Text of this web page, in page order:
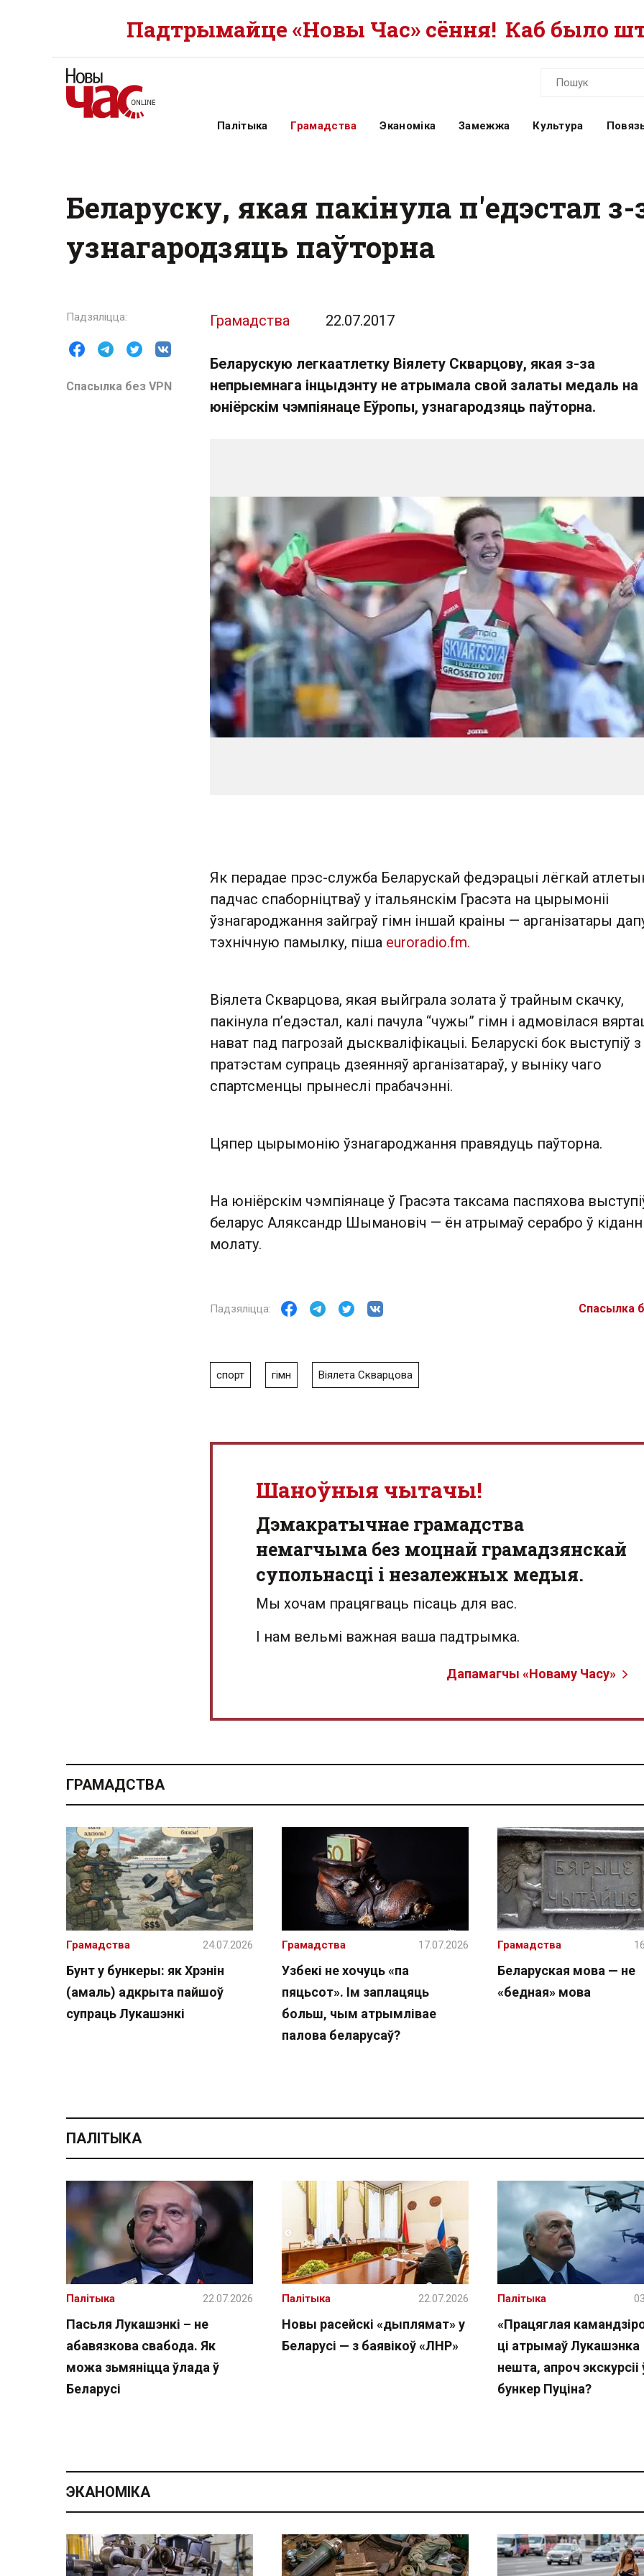
Падтрымайце «Новы Час» сёння! Каб было
Палітыка Грамадства Эканоміка Замежжа Культура
Беларуску, якая пакінула п'едэстал
узнагародзяць паўторна
Спасылка без VPN
Грамадства 22.07.2017
Беларускую легкаатлетку Віялету Скварцову, якая з-за
непрыемнага інцыдэнту не атрымала свой залаты медаль на
юніёрскім чэмпіянаце Еўропы, узнагародзяць паўторна.
Як перадае прэс-служба Беларускай федэрацыі лёгкай
падчас спаборніцтваў у італьянскім Грасэта на цырымоніі
ўзнагароджання зайграў гімн іншай краіны — арганізатары
тэхнічную памылку, піша euroradio.fm.
Віялета Скварцова, якая выйграла золата ў трайным скачку,
пакінула п’едэстал, калі пачула “чужы” гімн і адмовілася
нават пад пагрозай дыскваліфікацыі. Беларускі бок выступіў з
пратэстам супраць дзеянняў арганізатараў, у выніку чаго
спартсменцы прынеслі прабачэнні.
Цяпер цырымонію ўзнагароджання правядуць паўторна.
На юніёрскім чэмпіянаце ў Грасэта таксама паспяхова
беларус Аляксандр Шымановіч — ён атрымаў серабро ў
молату.
Спасылка
спорт гімн Віялета Скварцова
Шаноўныя чытачы!
Дэмакратычнае грамадства
немагчыма без моцнай грамадзянскай
супольнасці і незалежных медыя.
Мы хочам працягваць пісаць для вас.
І нам вельмі важная ваша падтрымка.
Дапамагчы «Новаму Часу»
ГРАМАДСТВА
Бунт у бункеры: як Хрэнін
(амаль) адкрыта пайшоў
супраць Лукашэнкі
Грамадства 24.07.2026
Узбекі не хочуць «па
пяцьсот». Ім заплацяць
больш, чым атрымлівае
палова беларусаў?
Грамадства 17.07.2026
Беларуская мова — не
«бедная» мова
Грамадства
ПАЛІТЫКА
Пасьля Лукашэнкі – не
абавязкова свабода. Як
можа зьмяніцца ўлада ў
Беларусі
Палітыка 22.07.2026
Новы расейскі «дыплямат» у
Беларусі — з баявікоў «ЛНР»
Палітыка 22.07.2026
«Працяглая
ці атрымаў Лукашэнка
нешта, апроч экскурсіі
бункер Пуціна?
Палітыка
ЭКАНОМІКА